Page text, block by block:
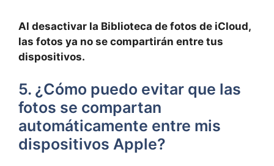
Al desactivar la Biblioteca de fotos de iCloud,
‌las​ fotos ya no se compartirán entre tus
dispositivos.
5.⁤ ¿Cómo puedo evitar que las
fotos se compartan
automáticamente entre mis
‍dispositivos Apple?